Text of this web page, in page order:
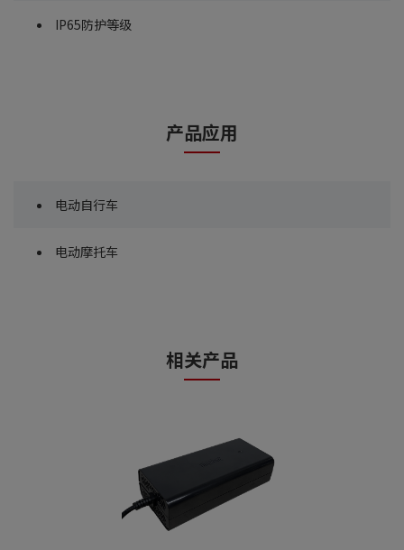
IP65防护等级
产品应用
电动自行车
电动摩托车
相关产品